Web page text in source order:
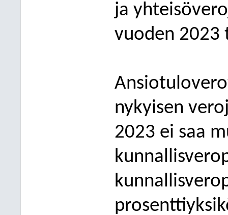
ja
vuoden 2023
nykyisen
2023 ei saa